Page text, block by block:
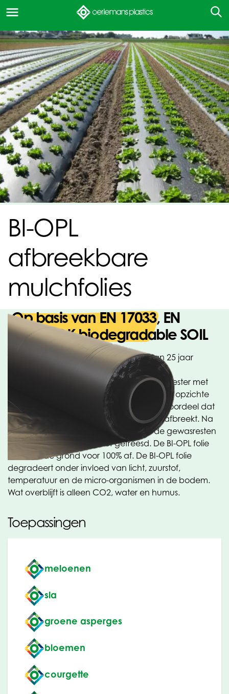
BI-OPL
afbreekbare
mulchfolies
Op basis van EN 17033, EN
13432, OK biodegradable SOIL
Oerlemans Plastics BV heeft al meer dan 25 jaar
ervaring met biologisch afbreekbare folie.
De basisgrondstof van deze folie is co-polyester met
polymelkzuur (PLA). Dit type folie heeft, ten opzichte
van folie op basis van zetmeel, als groot voordeel dat
de folie veel constanter is en langzamer afbreekt. Na
de oogst kan de folie eenvoudig met de gewasresten
worden ondergeploegd of gefreesd. De BI-OPL folie
breekt in de grond voor 100% af. De BI-OPL folie
degradeert onder invloed van licht, zuurstof,
temperatuur en de micro-organismen in de bodem.
Wat overblijft is alleen CO2, water en humus.
Toepassingen
meloenen
sla
groene asperges
bloemen
courgette